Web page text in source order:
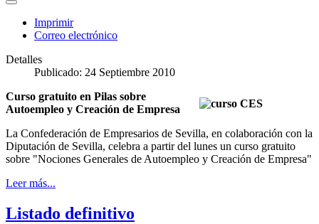
Imprimir
Correo electrónico
Detalles
Publicado: 24 Septiembre 2010
Curso gratuito en Pilas sobre
Autoempleo y Creación de Empresa
La Confederación de Empresarios de Sevilla, en colaboración con la
Diputación de Sevilla, celebra a partir del lunes un curso gratuito
sobre "Nociones Generales de Autoempleo y Creación de Empresa"
Leer más...
Listado definitivo